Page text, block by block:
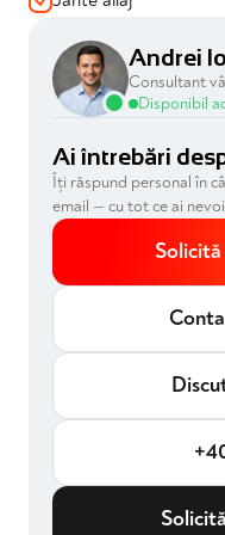
Andrei
Consultant
Disponibil
Ai întrebări
Îți răspund personal în
email — cu tot ce ai